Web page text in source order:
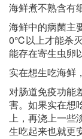
海鲜煮不熟含有
海鲜中的病菌主
0℃以上才能杀
能存在寄生虫卵
实在想生吃海鲜
对肠道免疫功能
害。如果实在想
上，再浇上一些
生吃起来也就更